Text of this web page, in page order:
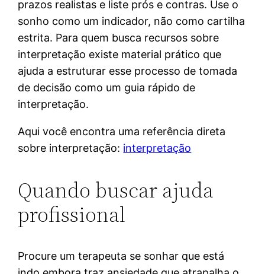
prazos realistas e liste prós e contras. Use o
sonho como um indicador, não como cartilha
estrita. Para quem busca recursos sobre
interpretação existe material prático que
ajuda a estruturar esse processo de tomada
de decisão como um guia rápido de
interpretação.
Aqui você encontra uma referência direta
sobre interpretação: interpretação
Quando buscar ajuda
profissional
Procure um terapeuta se sonhar que está